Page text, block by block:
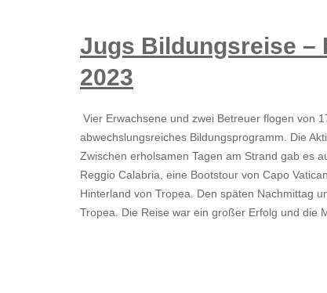
Jugs Bildungsreise –
2023
Vier Erwachsene und zwei Betreuer flogen von
abwechslungsreiches Bildungsprogramm. Die
Zwischen erholsamen Tagen am Strand gab es
Reggio Calabria, eine Bootstour von Capo
Hinterland von Tropea. Den späten Nachmittag
Tropea. Die Reise war ein großer Erfolg und die